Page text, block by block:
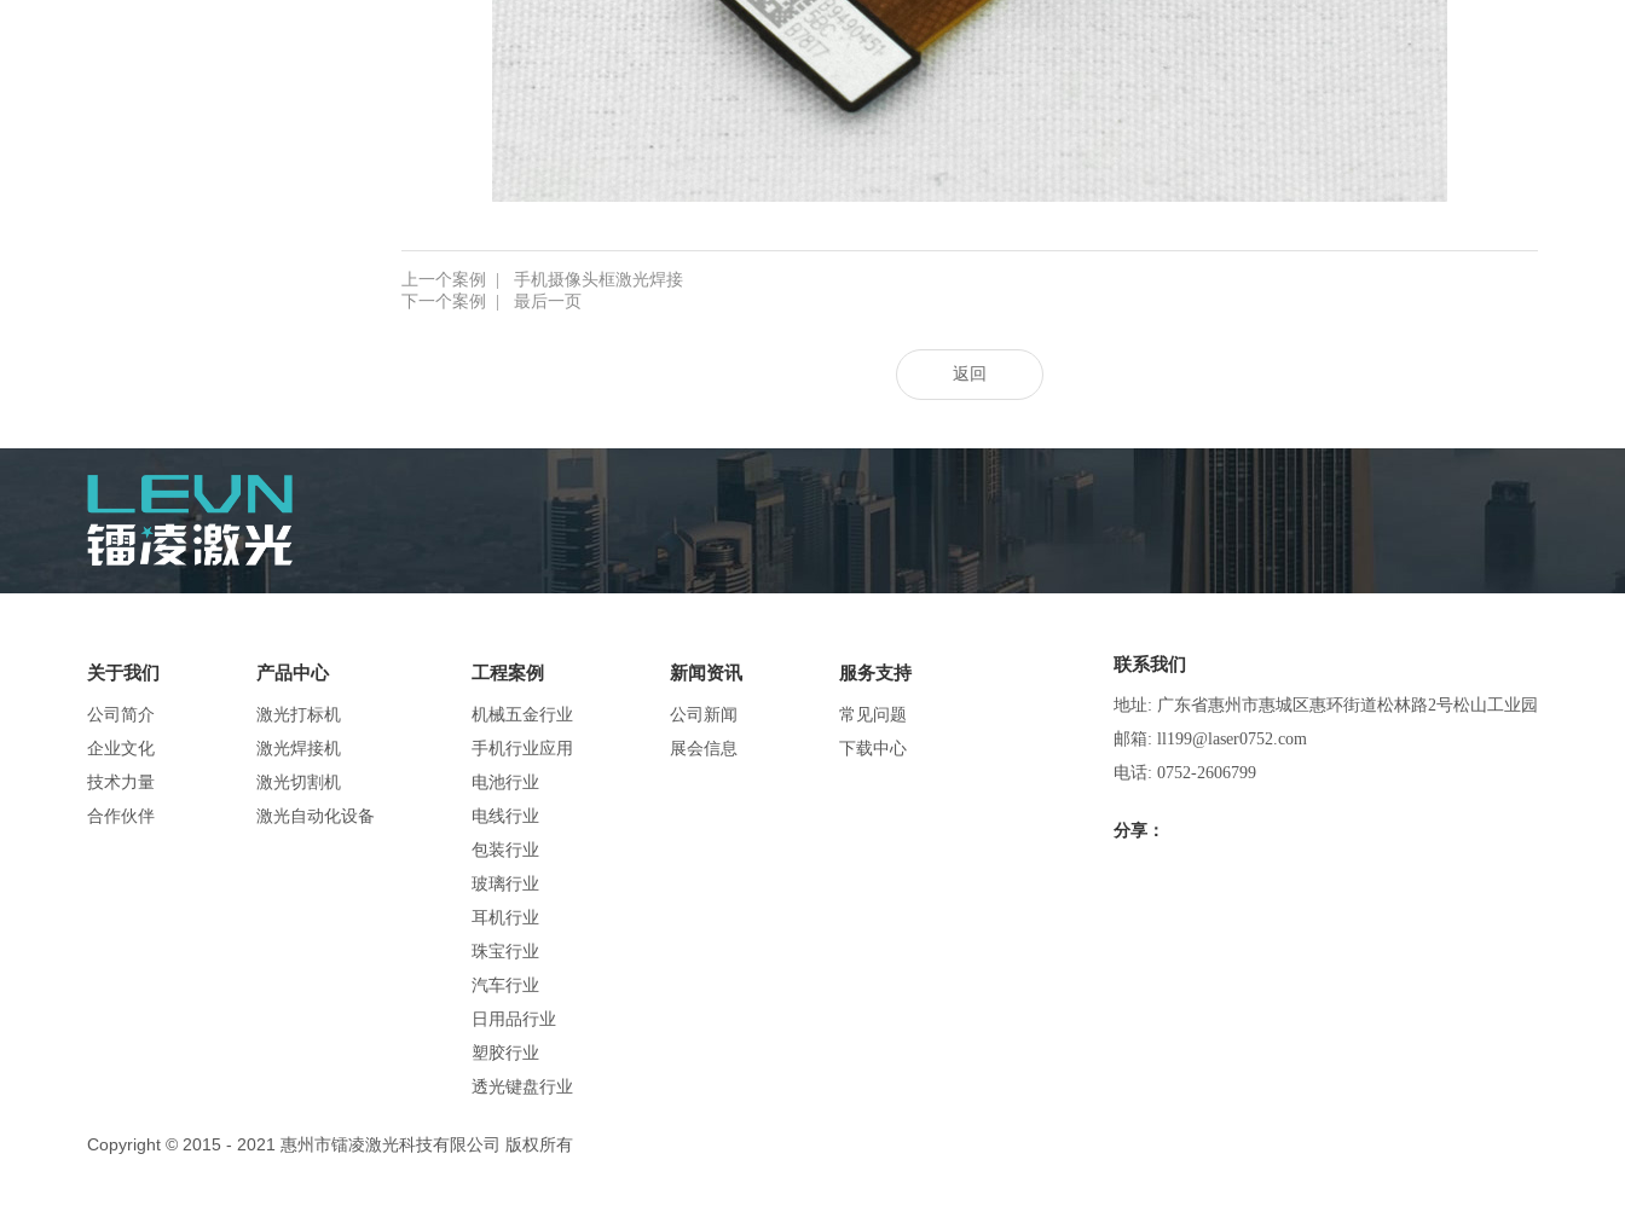
上一个案例
手机摄像头框激光焊接
下一个案例
最后一页
返回
关于我们
公司简介
企业文化
技术力量
合作伙伴
产品中心
激光打标机
激光焊接机
激光切割机
激光自动化设备
工程案例
机械五金行业
手机行业应用
电池行业
电线行业
包装行业
玻璃行业
耳机行业
珠宝行业
汽车行业
日用品行业
塑胶行业
透光键盘行业
新闻资讯
公司新闻
展会信息
服务支持
常见问题
下载中心
联系我们
地址: 广东省惠州市惠城区惠环街道松林路2号松山工业园
邮箱: ll199@laser0752.com
电话: 0752-2606799
分享：
Copyright © 2015 - 2021 惠州市镭凌激光科技有限公司 版权所有